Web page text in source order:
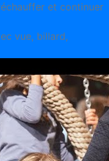
et continuer
vue, billard,